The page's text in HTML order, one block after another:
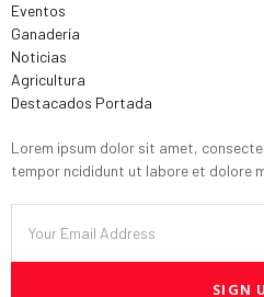
Eventos
Ganadería
Noticias
Agricultura
Destacados Portada
Lorem ipsum dolor sit amet,
tempor ncididunt ut labore et dolore
SIGN